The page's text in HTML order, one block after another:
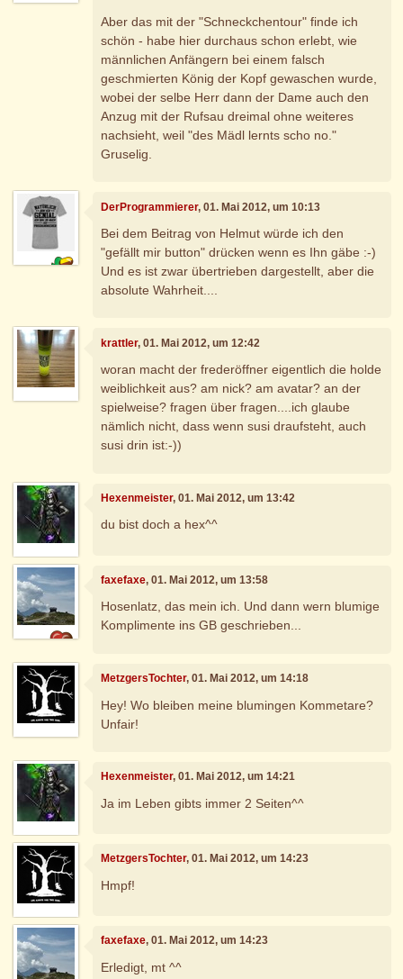
Aber das mit der "Schneckchentour" finde ich
schön - habe hier durchaus schon erlebt, wie
männlichen Anfängern bei einem falsch
geschmierten König der Kopf gewaschen wurde,
wobei der selbe Herr dann der Dame auch den
Anzug mit der Rufsau dreimal ohne weiteres
nachsieht, weil "des Mädl lernts scho no."
Gruselig.
DerProgrammierer, 01. Mai 2012, um 10:13
Bei dem Beitrag von Helmut würde ich den
"gefällt mir button" drücken wenn es Ihn gäbe :-)
Und es ist zwar übertrieben dargestellt, aber die
absolute Wahrheit....
krattler, 01. Mai 2012, um 12:42
woran macht der frederöffner eigentlich die holde
weiblichkeit aus? am nick? am avatar? an der
spielweise? fragen über fragen....ich glaube
nämlich nicht, dass wenn susi draufsteht, auch
susi drin ist:-))
Hexenmeister, 01. Mai 2012, um 13:42
du bist doch a hex^^
faxefaxe, 01. Mai 2012, um 13:58
Hosenlatz, das mein ich. Und dann wern blumige
Komplimente ins GB geschrieben...
MetzgersTochter, 01. Mai 2012, um 14:18
Hey! Wo bleiben meine blumingen Kommetare?
Unfair!
Hexenmeister, 01. Mai 2012, um 14:21
Ja im Leben gibts immer 2 Seiten^^
MetzgersTochter, 01. Mai 2012, um 14:23
Hmpf!
faxefaxe, 01. Mai 2012, um 14:23
Erledigt, mt ^^